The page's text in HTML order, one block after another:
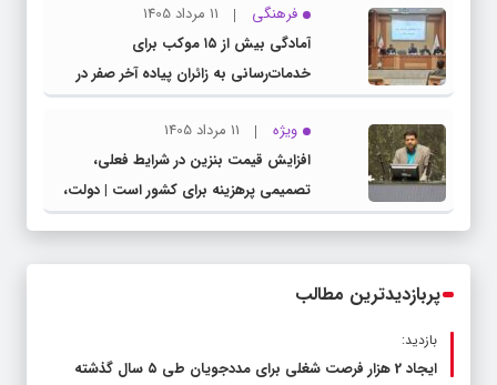
مدیرکل آموزش و پرورش خراسان رضوی
فرهنگی
11 مرداد 1405
آمادگی بیش از ۱۵ موکب برای
خدمات‌رسانی به زائران پیاده آخر صفر در
شهرستان چناران
ویژه
11 مرداد 1405
افزایش قیمت بنزین در شرایط فعلی،
تصمیمی پرهزینه برای کشور است | دولت،
قاچاق سوخت و عوامل اصلی ناترازی را
پربازدیدترین مطالب
بازدید:
ایجاد 2 هزار فرصت شغلی برای مددجویان طی ۵ سال گذشته